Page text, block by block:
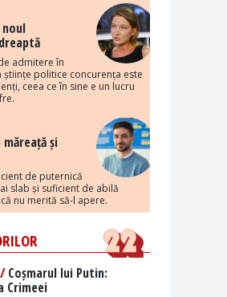
noul
admitere în
politice concurența este
ceea ce în sine e un lucru
și
de puternică
slab și suficient de abilă
nu merită să-l apere.
Coșmarul lui Putin:
Crimeei